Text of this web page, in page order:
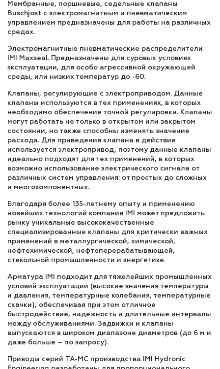
Мембранные, поршневые, седельные клапаны
Buschjost с электромагнитным и пневматическим
управлением предназначены для работы на различных
средах.
Электромагнитные пневматические распределители
IMI Maxseal. Предназначены для суровых условиях
эксплуатации, для особо агрессивной окружающей
среды, или низких температур до -60.
Клапаны, регулирующие с электроприводом. Данные
клапаны используются в тех применениях, в которых
необходимо обеспечение точной регулировки. Клапаны
могут работать не только в открытом или закрытом
состоянии, но также способны изменять значение
расхода. Для приведения клапана в действие
используется электропривод, поэтому данные клапаны
идеально подходят для тех применений, в которых
возможно использование электрического сигнала от
различных систем управления: от простых до сложных
и многокомпонентных.
Благодаря более 135-летнему опыту и применению
новейших технологий компания IMI может предложить
рынку уникальные высококачественные
специализированные клапаны для критически важных
применений в металлургической, химической,
нефтехимической, нефтеперерабатывающей,
стекольной промышленности и энергетике.
Арматура IMI подходит для тяжелейших промышленных
условий эксплуатации (высокие значения температуры
и давления, температурные колебания, температурные
скачки), обеспечивая при этом отличное
быстродействие, надежность и длительные интервалы
между обслуживаниями. Задвижки и клапаны
выпускаются в широком диапазоне диаметров (до 6 м и
даже больше – по запросу).
Приводы серий TA-MC производства IMI Hydronic